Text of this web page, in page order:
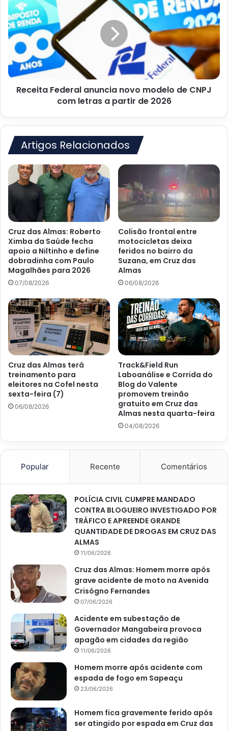
das
Almas
Federal
anuncia
novo
modelo
de
CNPJ
com
letras
Receita Federal anuncia novo modelo de CNPJ
com letras a partir de 2026
Artigos Relacionados
Cruz das Almas: Roberto
Ximba da Saúde fecha
apoio a Niltinho e define
dobradinha com Paulo
Magalhães para 2026
07/08/2026
Colisão frontal entre
motocicletas deixa
feridos no bairro da
Suzana, em Cruz das
Almas
06/08/2026
Cruz das Almas terá
treinamento para
eleitores na Cofel nesta
sexta-feira (7)
06/08/2026
Track&Field Run
Laboanálise e Corrida do
Blog do Valente
promovem treinão
gratuito em Cruz das
Almas nesta quarta-feira
04/08/2026
Popular Recente Comentários
POLÍCIA CIVIL CUMPRE MANDADO
CONTRA BLOGUEIRO INVESTIGADO POR
TRÁFICO E APREENDE GRANDE
QUANTIDADE DE DROGAS EM CRUZ DAS
ALMAS
11/06/2026
Cruz das Almas: Homem morre após
grave acidente de moto na Avenida
Crisógno Fernandes
07/06/2026
Acidente em subestação de
Governador Mangabeira provoca
apagão em cidades da região
11/06/2026
Homem morre após acidente com
espada de fogo em Sapeaçu
23/06/2026
Homem fica gravemente ferido após
ser atingido por espada em Cruz das